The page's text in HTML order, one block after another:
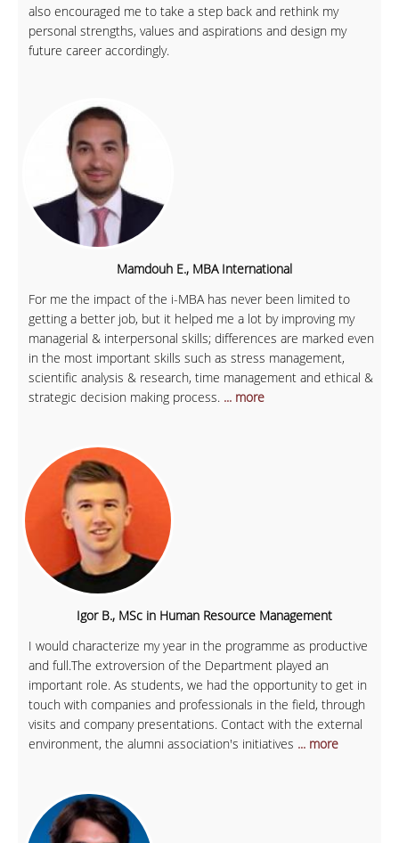
also encouraged me to take a step back and rethink my
personal strengths, values and aspirations and design my
future career accordingly.
Mamdouh E., MBA International
For me the impact of the i-MBA has never been limited to
getting a better job, but it helped me a lot by improving my
managerial & interpersonal skills; differences are marked even
in the most important skills such as stress management,
scientific analysis & research, time management and ethical &
strategic decision making process. ... more
Igor B., MSc in Human Resource Management
I would characterize my year in the programme as productive
and full.The extroversion of the Department played an
important role. As students, we had the opportunity to get in
touch with companies and professionals in the field, through
visits and company presentations. Contact with the external
environment, the alumni association's initiatives ... more